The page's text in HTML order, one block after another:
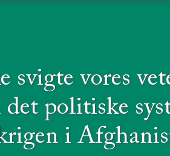
svigte vores
politiske
i